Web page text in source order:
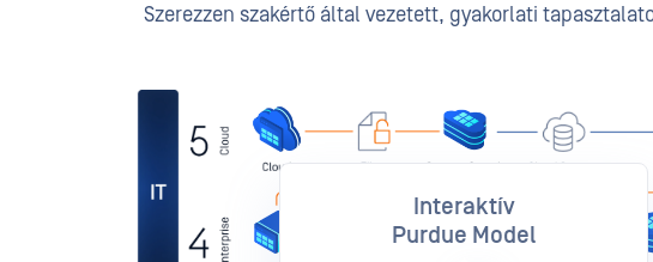
Szerezzen szakértő által vezetett, gyakorlati
Interaktív
Purdue Model